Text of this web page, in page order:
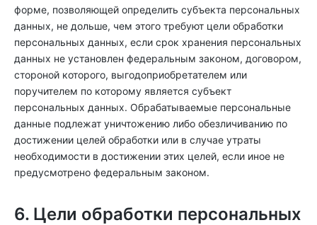
форме, позволяющей определить субъекта персональных
данных, не дольше, чем этого требуют цели обработки
персональных данных, если срок хранения персональных
данных не установлен федеральным законом, договором,
стороной которого, выгодоприобретателем или
поручителем по которому является субъект
персональных данных. Обрабатываемые персональные
данные подлежат уничтожению либо обезличиванию по
достижении целей обработки или в случае утраты
необходимости в достижении этих целей, если иное не
предусмотрено федеральным законом.
6. Цели обработки персональных